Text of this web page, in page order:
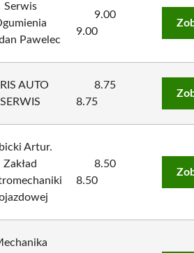
Serwis
Pawelec
9.00
9.00
AUTO
SERWIS
8.75
8.75
Artur.
Zakład
8.50
8.50